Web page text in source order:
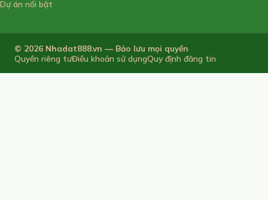
Dự án nổi bật
© 2026 Nhadat888.vn — Bảo lưu mọi quyền
Quyền riêng tưĐiều khoản sử dụngQuy định đăng tin